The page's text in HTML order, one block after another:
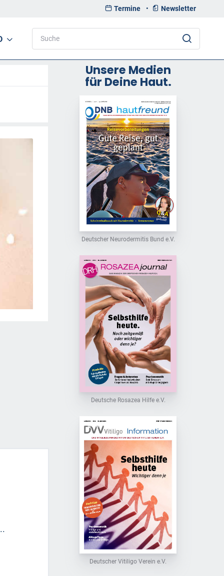
Termine • Newsletter
Unsere Medien
für Deine Haut.
Deutscher Neurodermitis Bund e.V.
Deutsche Rosazea Hilfe e.V.
Deutscher Vitiligo Verein e.V.